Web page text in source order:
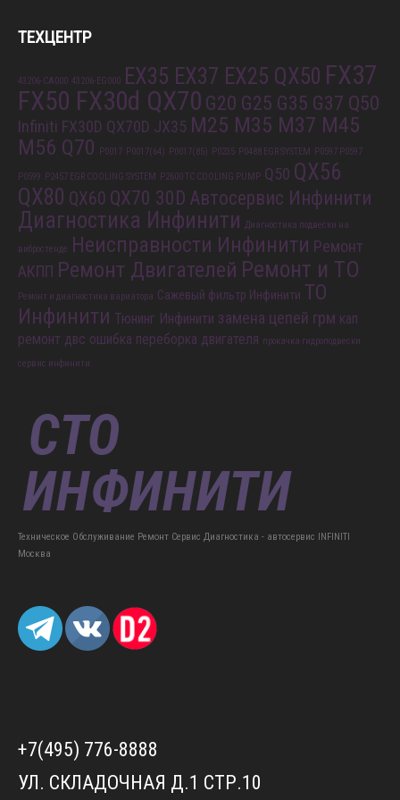
ТЕХЦЕНТР
43206-CA000 43206-EG000 EX35 EX37 EX25 QX50 FX37
FX50 FX30d QX70 G20 G25 G35 G37 Q50
Infiniti FX30D QX70D JX35 M25 M35 M37 M45
M56 Q70
P0017 P0017(64) P0017(85) P0235 P0488 EGR SYSTEM P0597 P0597
P0599 P2457 EGR COOLING SYSTEM P2600 TC COOLING PUMP Q50 QX56
QX80 QX60 QX70 30D Автосервис Инфинити
Диагностика Инфинити Диагностика подвески на
вибростенде Неисправности Инфинити Ремонт
АКПП Ремонт Двигателей Ремонт и ТО
Ремонт и диагностика вариатора Сажевый фильтр Инфинити ТО
Инфинити Тюнинг Инфинити замена цепей грм кап
ремонт двс ошибка переборка двигателя прокачка гидроподвески
сервис инфинити
Техническое Обслуживание Ремонт Сервис Диагностика - автосервис INFINITI
Москва
+7(495) 776-8888
УЛ. СКЛАДОЧНАЯ Д.1 СТР.10